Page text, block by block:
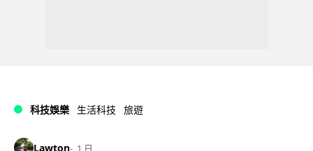
科技娛樂 生活科技 旅遊
Lawton 1 日